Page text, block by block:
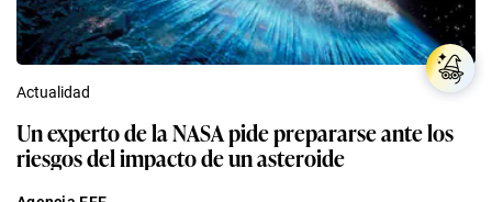
Actualidad
Un experto de la NASA pide prepararse ante los
riesgos del impacto de un asteroide